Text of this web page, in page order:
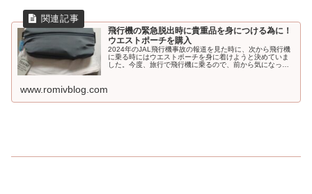
飛行機の緊急脱出時に貴重品を身につける為に！
ウエストポーチを購入
2024年のJAL飛行機事故の報道を見た時に、次から飛行機
に乗る時にはウエストポーチを身に着けようと決めていま
した。今度、旅行で飛行機に乗るので、前から気になって
www.romivblog.com